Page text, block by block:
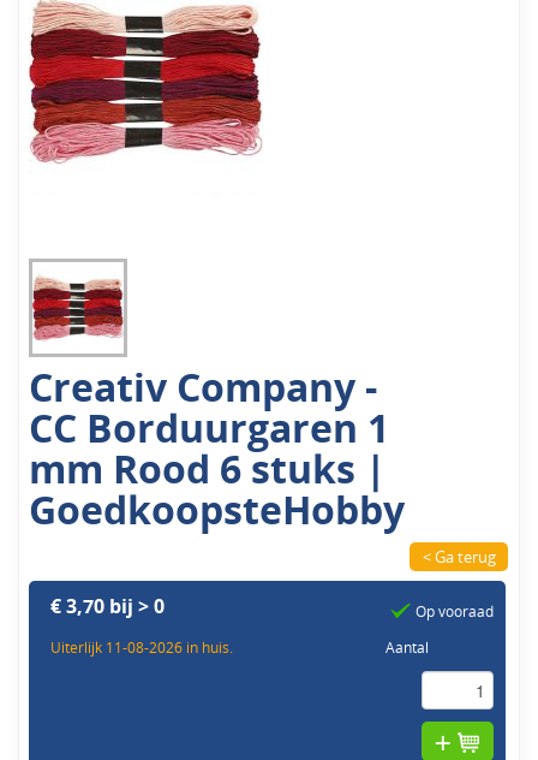
Creativ Company -
CC Borduurgaren 1
mm Rood 6 stuks |
GoedkoopsteHobby
< Ga terug
€ 3,70 bij > 0
Uiterlijk 11-08-2026 in huis.
Op vooraad
Aantal